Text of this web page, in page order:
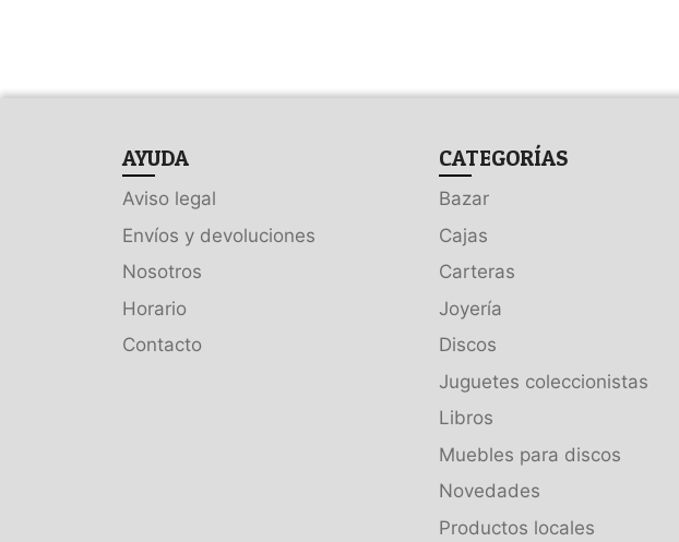
AYUDA
Aviso legal
Envíos y devoluciones
Nosotros
Horario
Contacto
CATEGORÍAS
Bazar
Cajas
Carteras
Joyería
Discos
Juguetes coleccionistas
Libros
Muebles para discos
Novedades
Productos locales